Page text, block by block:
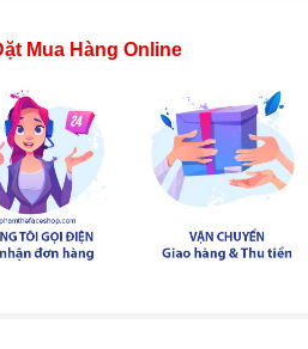
hấp thụ dầu, Oil Clear Blotting kiềm
Oil Clear Blotting thấm hút dầu,Oil
,Oil Clear Blotting trong suốt
Oil
phủ bột ,Phấn phủ bột da căng bóng,
bột đa năng Phấn phủ bột fgmt,
phủ bột kiềm dầu
lông,Phấn phủ bột mỏng nhẹ
Mua Hàng Online